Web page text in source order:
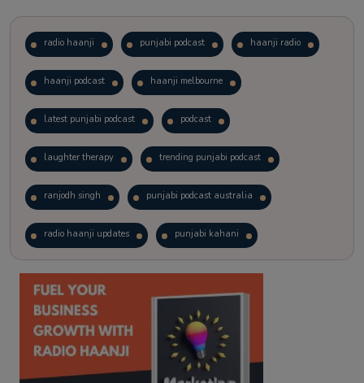
radio haanji punjabi podcast haanji radio
haanji podcast haanji melbourne
latest punjabi podcast podcast
laughter therapy trending punjabi podcast
ranjodh singh punjabi podcast australia
radio haanji updates punjabi kahani
kitaab kahani punjabi story